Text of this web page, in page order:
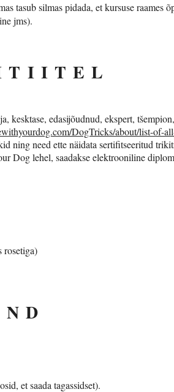
tasub silmas pidada, et kursuse raames
jms).
edasijõudnud, ekspert,
DogTricks/about/list-of-
ning need ette näidata sertifitseeritud
Dog lehel, saadakse elektrooniline
et saada tagassidset).